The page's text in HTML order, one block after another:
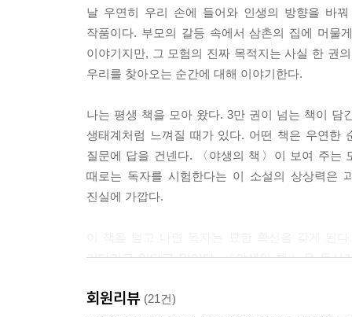
“그 순간부터 줄곧, 나는 책을 계속 읽었다. 내가
--- p.364
〈야생의 책〉은 소설과 현실의 경계를 넘나든
도서관의 또 다른 얼굴처럼 느껴진다. 미로처럼
퍼즐이 아니다. 도서관은 아이의 삶과 감정 속으
책임은 어린 주인공 후안에게 맡겨진다. 비요로
이야기는 어린이를 주인공으로 삼지만, 어린이만
받아들일 준비가 되어 있는가’라는 질문을 던지
한때 자신도 책 앞에서 책임감 있는 독자였음을
일임을 보여 준다. 소설과 현실의 경계를 허물고
날 우연히 우리 손에 들어와 인생의 방향을 바
작품이다. 부모의 갈등 속에서 삼촌의 집에 머물
이야기지만, 그 모험의 진짜 목적지는 사실 한 권
우리를 찾아오는 순간에 대해 이야기한다.
나는 평생 책을 모아 왔다. 3만 권이 넘는 책이 담
생태계처럼 느껴질 때가 있다. 어떤 책은 우연한
질문에 답을 건넨다. 〈야생의 책〉이 보여 주는
때로는 독자를 시험한다는 이 소설의 상상력은
진실에 가깝다.
기다리고 있다고 말이다. 〈야생의 책〉은 독서
- 정재승 (KAIST 뇌인지과학과 교수)
회원리뷰 (21건)